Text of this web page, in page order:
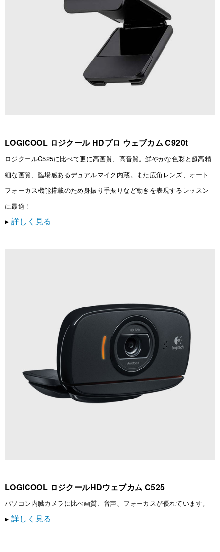
LOGICOOL ロジクール HDプロ ウェブカム C920t
ロジクールC525に比べて更に高画質、高音質。鮮やかな色彩と超高精
細な画質、臨場感あるデュアルマイク内蔵。また広角レンズ、オート
フォーカス機能搭載のため身振り手振りなど動きを表現するレッスン
に最適！
▸ 詳しく見る
LOGICOOL ロジクールHDウェブカム C525
パソコン内臓カメラに比べ画質、音声、フォーカスが優れています。
▸ 詳しく見る